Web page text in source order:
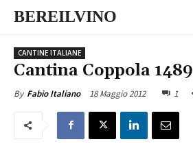
BEREILVINO
CANTINE ITALIANE
Cantina Coppola 1489
By Fabio Italiano 18 Maggio 2012 1